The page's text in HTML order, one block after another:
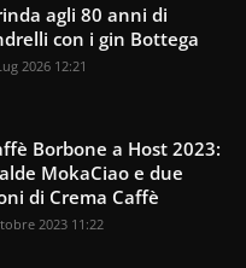
agli 80 anni di
con i gin Bottega
2026 12:21
Borbone a Host 2023:
MokaCiao e due
di Crema Caffè
2023 11:22